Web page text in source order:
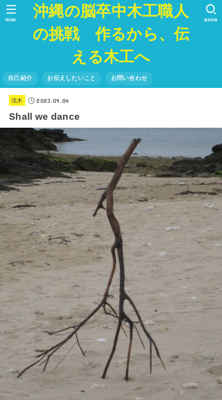
沖縄の脳卒中木工職人
の挑戦 作るから、伝
える木工へ
自己紹介 お伝えしたいこと お問い合わせ
SEARCH
MENU
流木 2023.09.04
Shall we dance